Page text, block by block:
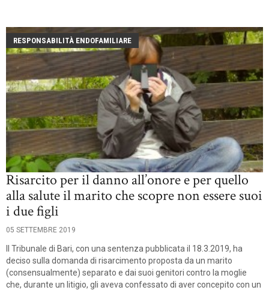
RESPONSABILITÀ ENDOFAMILIARE
Risarcito per il danno all’onore e per quello
alla salute il marito che scopre non essere suoi
i due figli
05 SETTEMBRE 2019
Il Tribunale di Bari, con una sentenza pubblicata il 18.3.2019, ha
deciso sulla domanda di risarcimento proposta da un marito
(consensualmente) separato e dai suoi genitori contro la moglie
che, durante un litigio, gli aveva confessato di aver concepito con un